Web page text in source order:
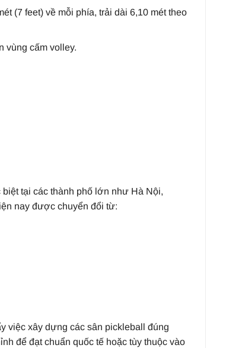
(7 feet) về mỗi phía, trải dài 6,10 mét theo
vùng cấm volley.
tại các thành phố lớn như Hà Nội,
nay được chuyển đổi từ:
việc xây dựng các sân pickleball đúng
để đạt chuẩn quốc tế hoặc tùy thuộc vào